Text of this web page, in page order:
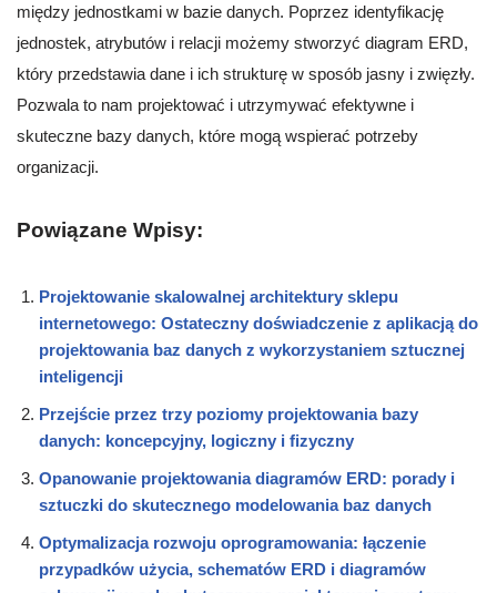
między jednostkami w bazie danych. Poprzez identyfikację
jednostek, atrybutów i relacji możemy stworzyć diagram ERD,
który przedstawia dane i ich strukturę w sposób jasny i zwięzły.
Pozwala to nam projektować i utrzymywać efektywne i
skuteczne bazy danych, które mogą wspierać potrzeby
organizacji.
Powiązane Wpisy:
Projektowanie skalowalnej architektury sklepu
internetowego: Ostateczny doświadczenie z aplikacją do
projektowania baz danych z wykorzystaniem sztucznej
inteligencji
Przejście przez trzy poziomy projektowania bazy
danych: koncepcyjny, logiczny i fizyczny
Opanowanie projektowania diagramów ERD: porady i
sztuczki do skutecznego modelowania baz danych
Optymalizacja rozwoju oprogramowania: łączenie
przypadków użycia, schematów ERD i diagramów